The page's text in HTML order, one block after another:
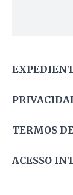
TERMOS
ACESSO